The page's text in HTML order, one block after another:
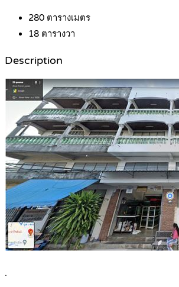
280 ตารางเมตร
18 ตารางวา
Description
.